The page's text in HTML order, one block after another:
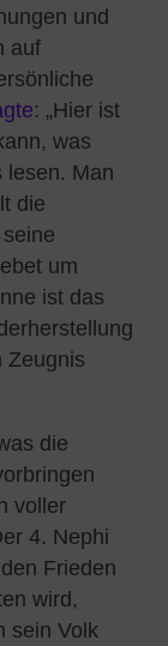
und
auf
: „Hier ist
was
lesen. Man
die
um
ist das
Zeugnis
die
voller
4. Nephi
Frieden
wird,
sein Volk